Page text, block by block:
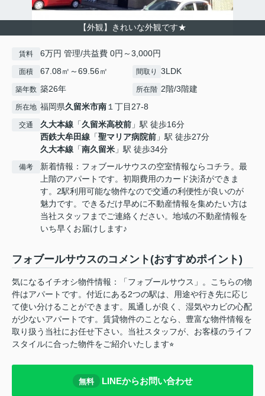
【外観】きれいな外観です★
賃料 6万円 管理/共益費 0円～3,000円
面積 67.08㎡～69.56㎡ 間取り 3LDK
築年数 築26年 所在階 2階/3階建
所在地 福岡県久留米市南１丁目27-8
交通 久大本線 「久留米高校前 」駅 徒歩16分
西鉄大牟田線 「聖マリア病院前 」駅 徒歩27分
久大本線 「南久留米 」駅 徒歩34分
備考
新着情報：フォブールサウスの空室情報ならコチラ。最
上階のアパートです。初期費用のカード決済ができま
す。2駅利用可能な物件なので交通の利便性が良いのが
魅力です。できるだけ早めに不動産情報を集めたい方は
当社スタッフまでご連絡ください。地域の不動産情報を
いち早くお届けします♪
フォブールサウスのコメント(おすすめポイント)
気になるイチオシ物件情報：「フォブールサウス」。こちらの物
件はアパートです。付近にある2つの駅は、用途や行き先に応じ
て使い分けることができます。風通しが良く、湿気やカビの心配
が少ないアパートです。賃貸物件のことなら、豊富な物件情報を
取り扱う当社にお任せ下さい。当社スタッフが、お客様のライフ
スタイルに合った物件をご紹介いたします⭐︎
無料 LINEからお問い合わせ